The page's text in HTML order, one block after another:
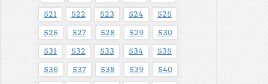
521 522 523 524 525
526 527 528 529 530
531 532 533 534 535
536 537 538 539 540